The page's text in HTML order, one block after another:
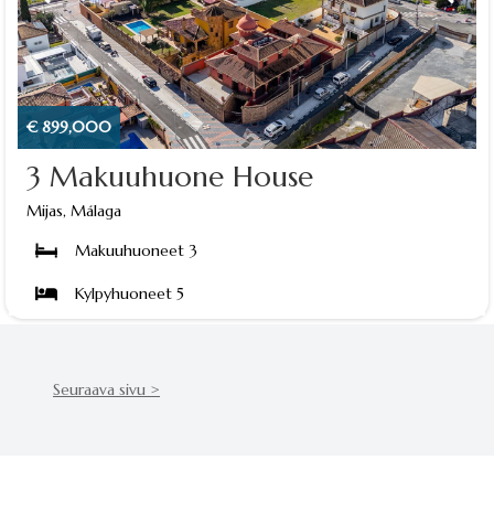
€ 899,000
3 Makuuhuone House
Mijas, Málaga
Makuuhuoneet 3
Kylpyhuoneet 5
Seuraava sivu >